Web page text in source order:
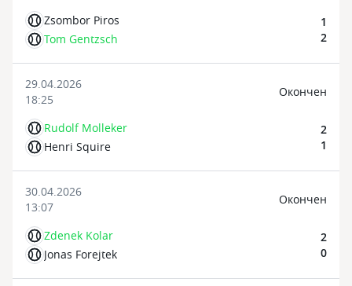
Zsombor Piros
Tom Gentzsch
1
2
29.04.2026
18:25
Rudolf Molleker
Henri Squire
Oкончен
2
1
30.04.2026
13:07
Zdenek Kolar
Jonas Forejtek
Oкончен
2
0